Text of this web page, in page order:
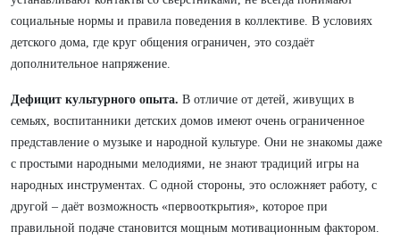
социальные нормы и правила поведения в коллективе. В условиях
детского дома, где круг общения ограничен, это создаёт
дополнительное напряжение.
Дефицит культурного опыта. В отличие от детей, живущих в
семьях, воспитанники детских домов имеют очень ограниченное
представление о музыке и народной культуре. Они не знакомы даже
с простыми народными мелодиями, не знают традиций игры на
народных инструментах. С одной стороны, это осложняет работу, с
другой – даёт возможность «первооткрытия», которое при
правильной подаче становится мощным мотивационным фактором.